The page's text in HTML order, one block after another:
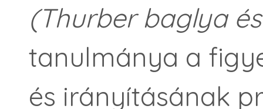
(Thurber baglya
tanulmánya a
és irányításának